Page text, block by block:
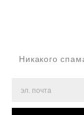
Никакого